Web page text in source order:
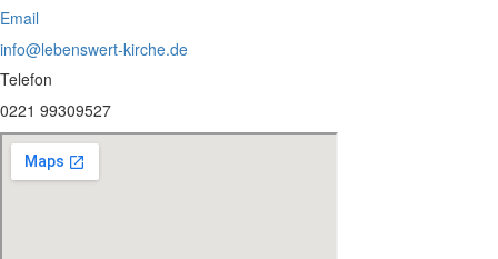
Email
info@lebenswert-kirche.de
Telefon
0221 99309527